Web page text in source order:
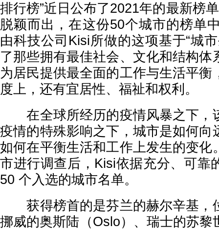
排行榜”近日公布了2021年的最新榜
脱颖而出，在这份50个城市的榜单
由科技公司Kisi所做的这项基于“城
了那些拥有最佳社会、文化和结构体
为居民提供最全面的工作与生活平衡
度上，还有宜居性、福祉和权利。
在全球所经历的疫情风暴之下，
疫情的特殊影响之下，城市是如何向
如何在平衡生活和工作上发生的变化
市进行调查后，Kisi依据充分、可靠
50 个入选的城市名单。
获得榜首的是芬兰的赫尔辛基，
挪威的奥斯陆（Oslo）、瑞士的苏黎